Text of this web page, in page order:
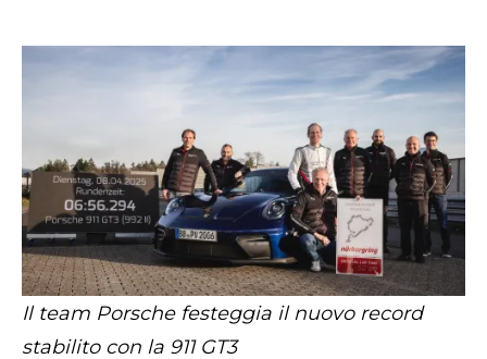
Il team Porsche festeggia il nuovo record
stabilito con la 911 GT3